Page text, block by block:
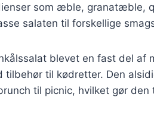
som æble, granatæble,
salaten til forskellige
blevet en fast del af
tilbehør til kødretter. Den
til picnic, hvilket gør